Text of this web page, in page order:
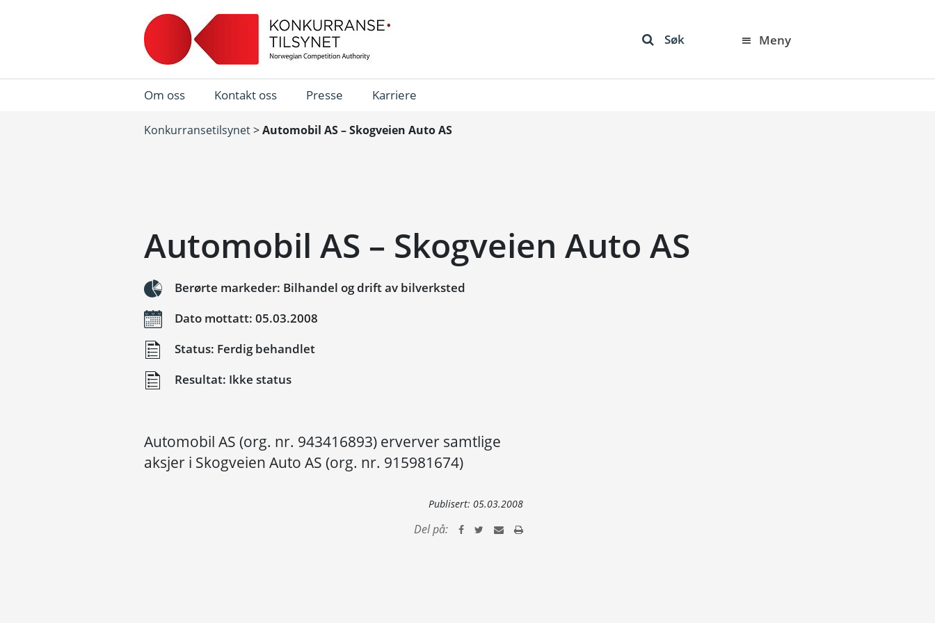
Søk Meny
Om oss Kontakt oss Presse Karriere
Konkurransetilsynet>Automobil AS – Skogveien Auto AS
Automobil AS – Skogveien Auto AS
Berørte markeder: Bilhandel og drift av bilverksted
Dato mottatt: 05.03.2008
Status: Ferdig behandlet
Resultat: Ikke status
Automobil AS (org. nr. 943416893) erverver samtlige
aksjer i Skogveien Auto AS (org. nr. 915981674)
Publisert: 05.03.2008
Del på: